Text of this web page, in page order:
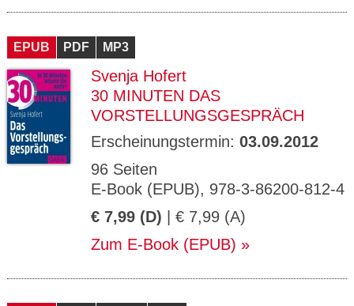
EPUB PDF MP3
Svenja Hofert
30 MINUTEN DAS
VORSTELLUNGSGESPRÄCH
Erscheinungstermin: 03.09.2012
96 Seiten
E-Book (EPUB), 978-3-86200-812-4
€ 7,99 (D) | € 7,99 (A)
Zum E-Book (EPUB)